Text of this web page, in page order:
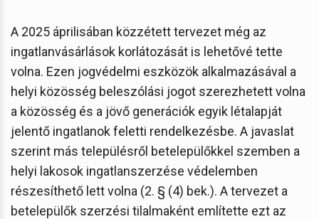
A 2025 áprilisában közzétett tervezet még az
ingatlanvásárlások korlátozását is lehetővé tette
volna. Ezen jogvédelmi eszközök alkalmazásával a
helyi közösség beleszólási jogot szerezhetett volna
a közösség és a jövő generációk egyik létalapját
jelentő ingatlanok feletti rendelkezésbe. A javaslat
szerint más településről betelepülőkkel szemben a
helyi lakosok ingatlanszerzése védelemben
részesíthető lett volna (2. § (4) bek.). A tervezet a
betelepülők szerzési tilalmaként említette ezt az